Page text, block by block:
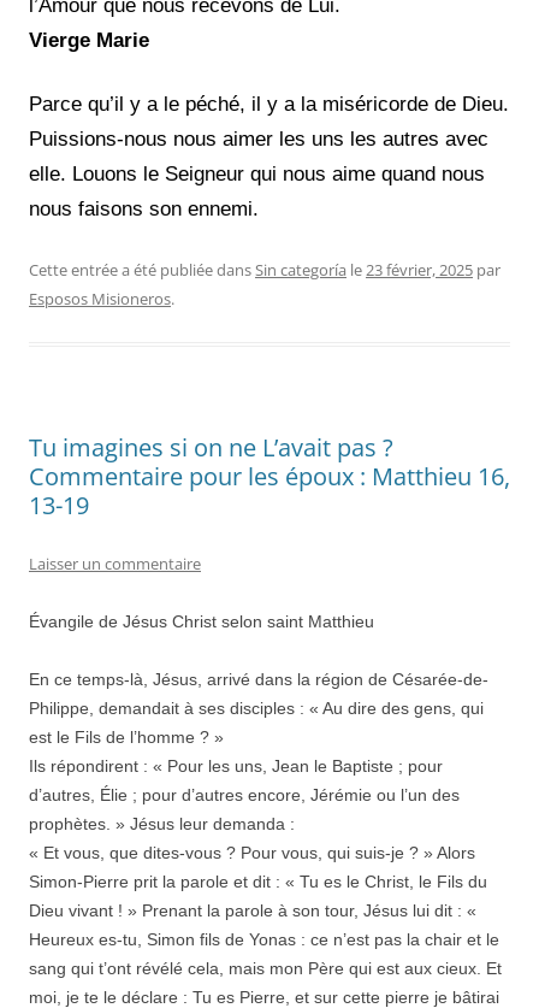
l’Amour que nous recevons de Lui.
Vierge Marie
Parce qu’il y a le péché, il y a la miséricorde de Dieu.
Puissions-nous nous aimer les uns les autres avec
elle. Louons le Seigneur qui nous aime quand nous
nous faisons son ennemi.
Cette entrée a été publiée dansSin categoría le23 février, 2025 par
Esposos Misioneros.
Tu imagines si on ne L’avait pas ?
Commentaire pour les époux : Matthieu 16,
13-19
Laisser un commentaire
Évangile de Jésus Christ selon saint Matthieu
En ce temps-là, Jésus, arrivé dans la région de Césarée-de-
Philippe, demandait à ses disciples : « Au dire des gens, qui
est le Fils de l’homme ? »
Ils répondirent : « Pour les uns, Jean le Baptiste ; pour
d’autres, Élie ; pour d’autres encore, Jérémie ou l’un des
prophètes. » Jésus leur demanda :
« Et vous, que dites-vous ? Pour vous, qui suis-je ? » Alors
Simon-Pierre prit la parole et dit : « Tu es le Christ, le Fils du
Dieu vivant ! » Prenant la parole à son tour, Jésus lui dit : «
Heureux es-tu, Simon fils de Yonas : ce n’est pas la chair et le
sang qui t’ont révélé cela, mais mon Père qui est aux cieux. Et
moi, je te le déclare : Tu es Pierre, et sur cette pierre je bâtirai